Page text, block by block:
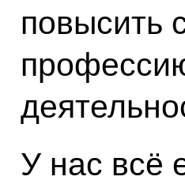
повысить
У нас всё